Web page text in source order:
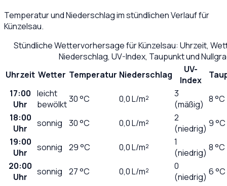
Temperatur und Niederschlag im stündlichen Verlauf für
Künzelsau.
Stündliche Wettervorhersage fürKünzelsau: Uhrzeit,
Niederschlag, UV-Index, Taupunkt und
Uhrzeit Wetter Temperatur Niederschlag
UV-
Index
17:00
Uhr
leicht
bewölkt30°C 0,0L/m²
3
(mäßig) 8 °C
18:00
Uhr
sonnig 30°C 0,0L/m²
2
(niedrig) 9 °C
19:00
Uhr
sonnig 29°C 0,0L/m²
1
(niedrig) 8 °C
20:00
Uhr
sonnig 27°C 0,0L/m²
0
(niedrig) 6 °C